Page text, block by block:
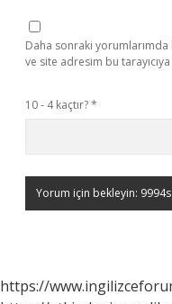
Daha sonraki yorumlarımda
ve site adresim bu
10 - 4 kaçtır?*
https://